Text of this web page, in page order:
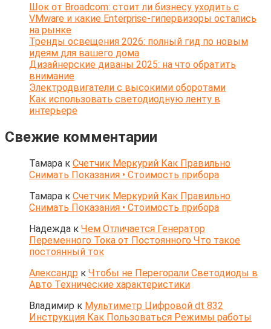
Шок от Broadcom: стоит ли бизнесу уходить с
VMware и какие Enterprise-гипервизоры остались
на рынке
Тренды освещения 2026: полный гид по новым
идеям для вашего дома
Дизайнерские диваны 2025: на что обратить
внимание
Электродвигатели с высокими оборотами
Как использовать светодиодную ленту в
интерьере
Свежие комментарии
Тамара к Счетчик Меркурий Как Правильно
Снимать Показания • Стоимость прибора
Тамара к Счетчик Меркурий Как Правильно
Снимать Показания • Стоимость прибора
Надежда к Чем Отличается Генератор
Переменного Тока от Постоянного Что такое
постоянный ток
Александр к Чтобы не Перегорали Светодиоды в
Авто Технические характеристики
Владимир к Мультиметр Цифровой dt 832
Инструкция Как Пользоваться Режимы работы